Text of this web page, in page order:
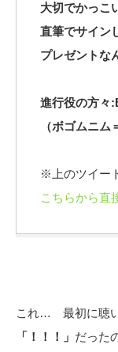
大切でかっこ
直筆でサイン
プレゼントな
進行役の方々
（ボゴムニム
※上のツイー
こちらから直
これ… 最初に聴
「！！！」 だった